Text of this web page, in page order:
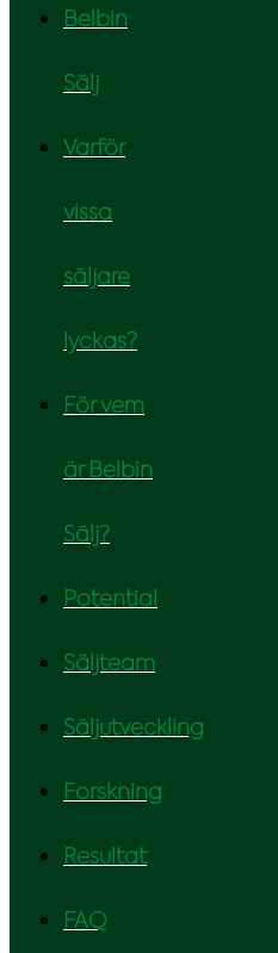
Belbin
Sälj
Varför
vissa
säljare
lyckas?
För vem
är Belbin
Sälj?
Potential
Säljteam
Säljutveckling
Forskning
Resultat
FAQ